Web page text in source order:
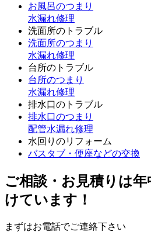
お風呂のつまり
水漏れ修理
洗面所のトラブル
洗面所のつまり
水漏れ修理
台所のトラブル
台所のつまり
水漏れ修理
排水口のトラブル
排水口のつまり
配管水漏れ修理
水回りのリフォーム
バスタブ・便座などの交換
ご相談・お見積りは
けています！
まずはお電話でご連絡下さい